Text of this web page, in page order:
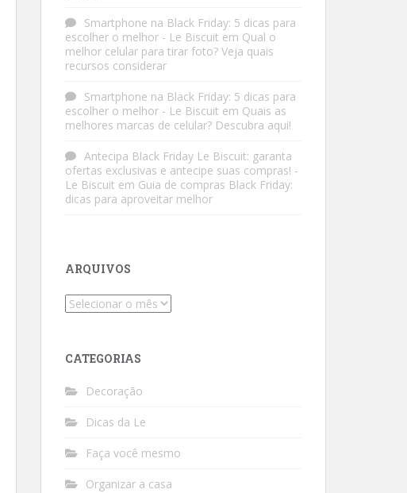
Smartphone na Black Friday: 5 dicas para
escolher o melhor - Le Biscuit em Qual o
melhor celular para tirar foto? Veja quais
recursos considerar
Smartphone na Black Friday: 5 dicas para
escolher o melhor - Le Biscuit em Quais as
melhores marcas de celular? Descubra aqui!
Antecipa Black Friday Le Biscuit: garanta
ofertas exclusivas e antecipe suas compras! -
Le Biscuit em Guia de compras Black Friday:
dicas para aproveitar melhor
ARQUIVOS
Arquivos
CATEGORIAS
Decoração
Dicas da Le
Faça você mesmo
Organizar a casa